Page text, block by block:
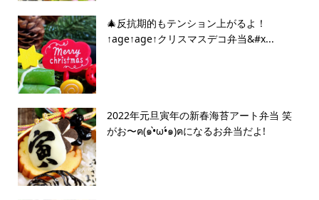
🎄反抗期的もテンション上がるよ！
↑age↑age↑クリスマスデコ弁当&#x...
2022年元旦寅年の新春海苔アート弁当 笑
がお〜ฅ(๑•̀ω•́๑)ฅになるお弁当だよ!